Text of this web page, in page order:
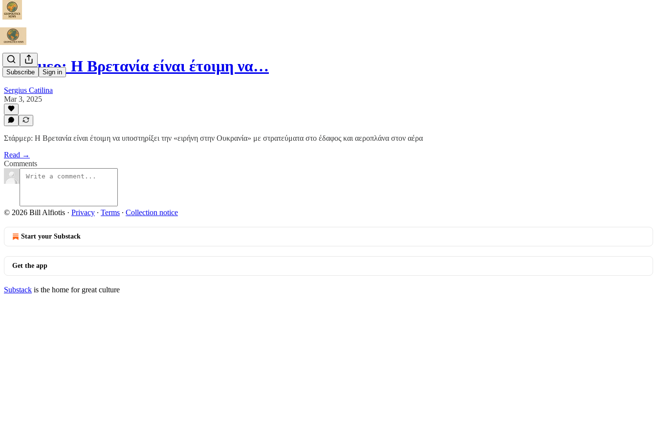
Subscribe Sign in
Στάρμερ: Η Βρετανία είναι έτοιμη να…
Sergius Catilina
Mar 3, 2025
Στάρμερ: Η Βρετανία είναι έτοιμη να υποστηρίξει την «ειρήνη στην Ουκρανία» με στρατεύματα στο έδαφος και αεροπλάνα στον αέρα
Read →
Comments
© 2026 Bill Alfiotis · Privacy ∙ Terms ∙ Collection notice
Start your Substack
Get the app
Substack is the home for great culture